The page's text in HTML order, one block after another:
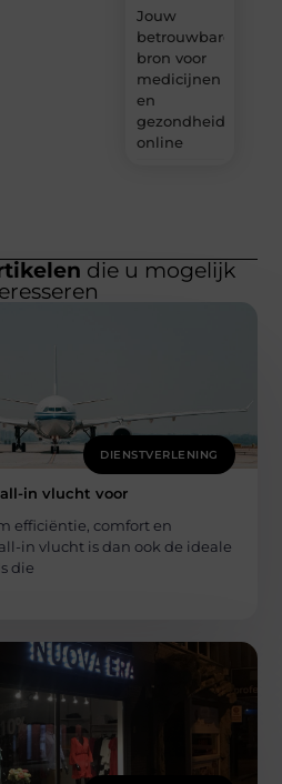
Jouw
betrouwbare
bron voor
medicijnen
en
online
die u mogelijk
DIENSTVERLENING
in vlucht voor
efficiëntie, comfort en
in vlucht is dan ook de ideale
die